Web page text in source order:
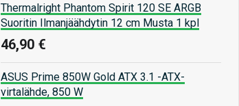
Thermalright Phantom Spirit 120 SE ARGB
Suoritin Ilmanjäähdytin 12 cm Musta 1 kpl
46,90 €
ASUS Prime 850W Gold ATX 3.1 -ATX-
virtalähde, 850 W